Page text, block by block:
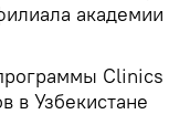
академии
Clinics
в Узбекистане